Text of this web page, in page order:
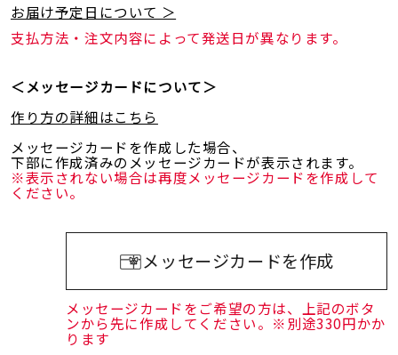
お届け予定日について ＞
支払方法・注文内容によって発送日が異なります。
＜メッセージカードについて＞
作り方の詳細はこちら
メッセージカードを作成した場合、
下部に作成済みのメッセージカードが表示されます。
※表示されない場合は再度メッセージカードを作成して
ください。
メッセージカードを作成
メッセージカードをご希望の方は、上記のボタ
ンから先に作成してください。※別途330円かか
ります